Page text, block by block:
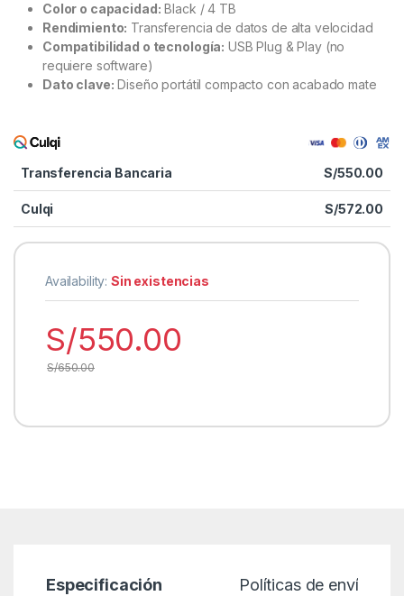
Color o capacidad: Black / 4 TB
Rendimiento: Transferencia de datos de alta velocidad
Compatibilidad o tecnología: USB Plug & Play (no
requiere software)
Dato clave: Diseño portátil compacto con acabado mate
Transferencia Bancaria S/550.00
Culqi S/572.00
Availability:Sin existencias
S/550.00
S/650.00
Especificación Políticas de envío